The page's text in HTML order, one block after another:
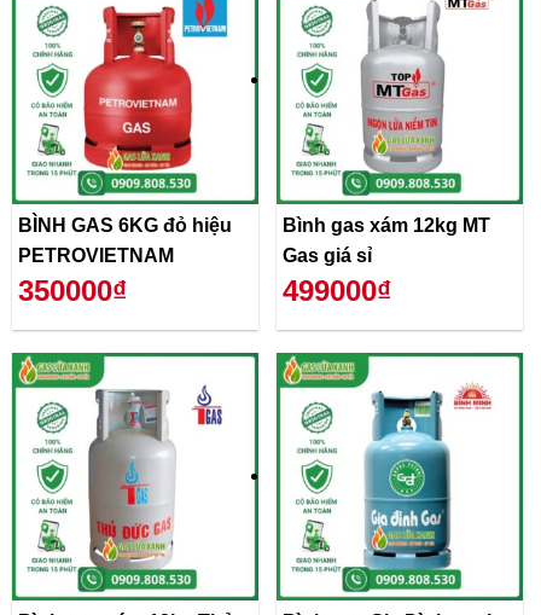
BÌNH GAS 6KG đỏ hiệu
PETROVIETNAM
350000₫
Bình gas xám 12kg MT
Gas giá sỉ
499000₫